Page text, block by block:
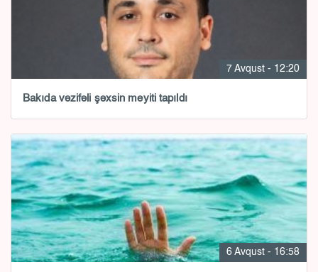
7 Avqust - 12:20
Bakıda vəzifəli şəxsin meyiti tapıldı
6 Avqust - 16:58